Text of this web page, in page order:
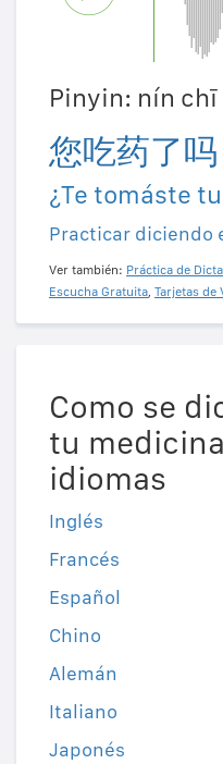
Pinyin: nín chī
您吃药了吗
¿Te tomáste
Practicar diciendo
Ver también: Práctica de
Escucha Gratuita, Tarjetas de
Como se
tu
idiomas
Inglés
Francés
Español
Chino
Alemán
Italiano
Japonés